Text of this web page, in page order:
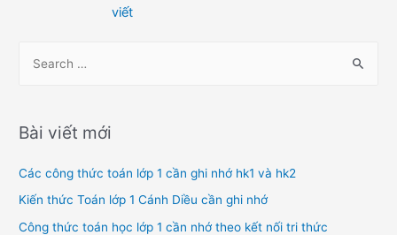
viết
r
h
f
o
Bài viết mới
Các công thức toán lớp 1 cần ghi nhớ hk1 và hk2
Kiến thức Toán lớp 1 Cánh Diều cần ghi nhớ
Công thức toán học lớp 1 cần nhớ theo kết nối tri thức